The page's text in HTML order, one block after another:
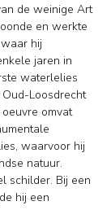
de weinige Art
en werkte
hij
jaren in
waterlelies
Loosdrecht
omvat
waarvoor hij
natuur.
schilder. Bij een
hij een